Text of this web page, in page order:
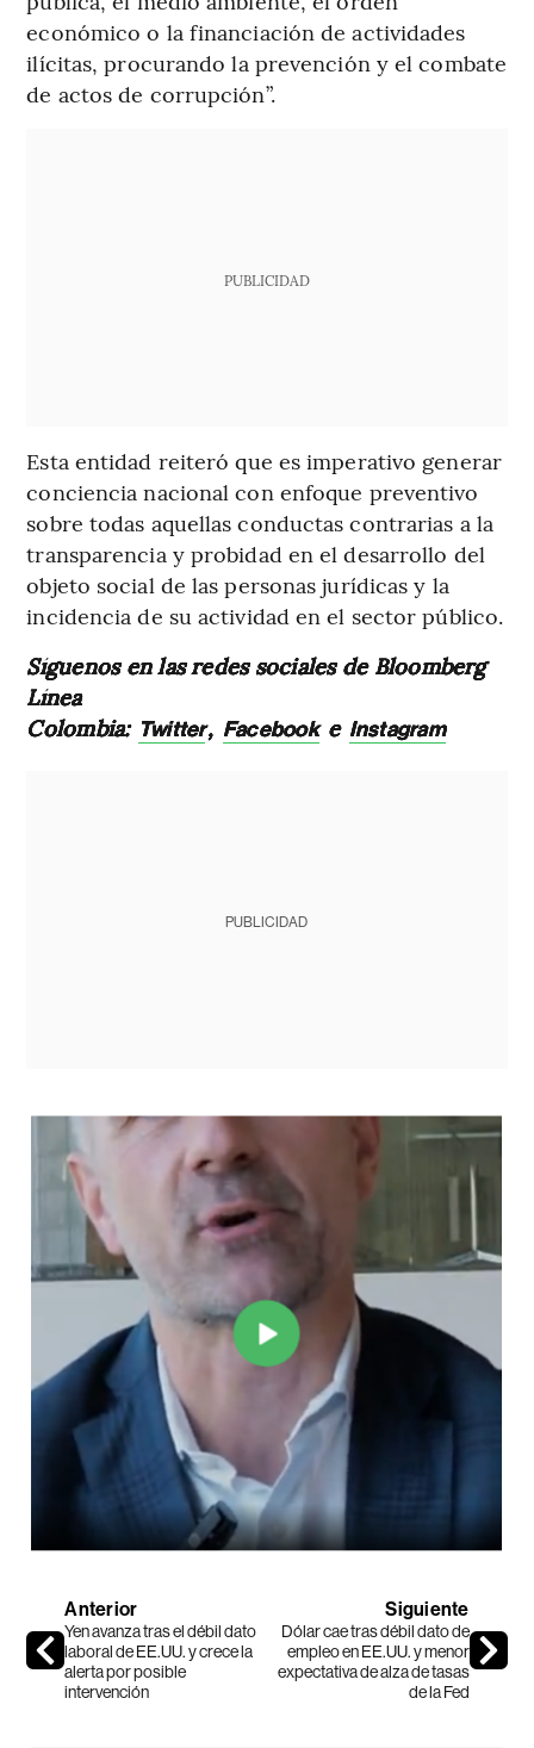
económico o la financiación de actividades
ilícitas, procurando la prevención y el combate
de actos de corrupción”.
PUBLICIDAD
Esta entidad reiteró que es imperativo generar
conciencia nacional con enfoque preventivo
sobre todas aquellas conductas contrarias a la
transparencia y probidad en el desarrollo del
objeto social de las personas jurídicas y la
incidencia de su actividad en el sector público.
Síguenos en las redes sociales de Bloomberg
Línea
Colombia: Twitter, Facebooke Instagram
PUBLICIDAD
Anterior
Yen avanza tras el débil dato
laboral de EE.UU. y crece la
alerta por posible
intervención
Siguiente
Dólar cae tras débil dato de
empleo en EE.UU. y menor
expectativa de alza de tasas
de la Fed